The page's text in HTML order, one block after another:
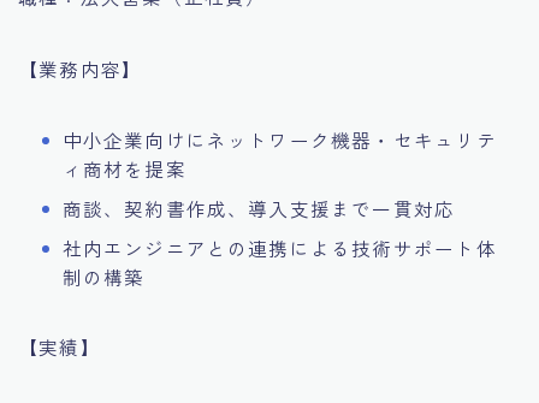
【業務内容】
中小企業向けにネットワーク機器・セキュリテ
ィ商材を提案
商談、契約書作成、導入支援まで一貫対応
社内エンジニアとの連携による技術サポート体
制の構築
【実績】